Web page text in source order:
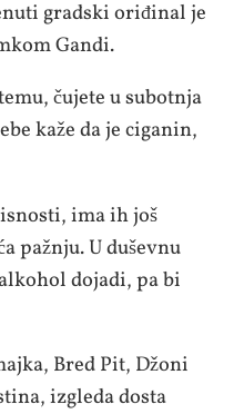
gradski oriđinal je
Gandi.
čujete u subotnja
kaže da je ciganin,
ima ih još
pažnju. U duševnu
dojadi, pa bi
Bred Pit, Džoni
izgleda dosta